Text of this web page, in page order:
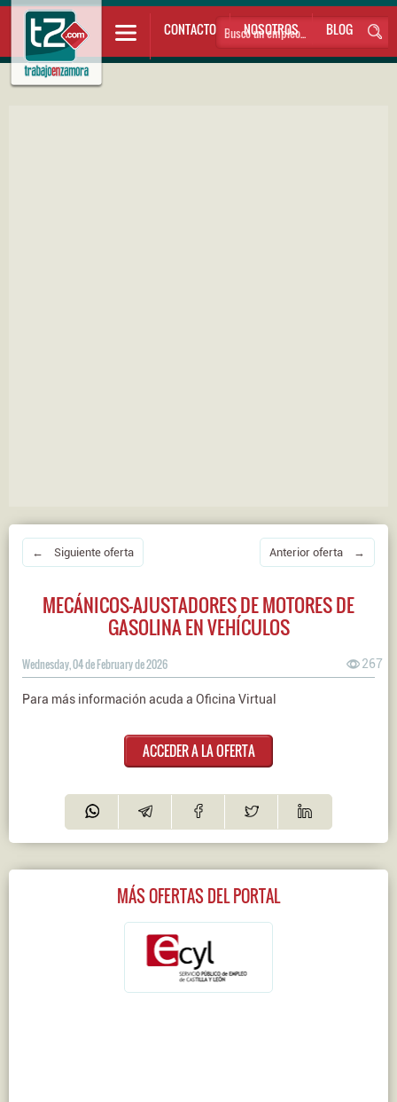
CONTACTO NOSOTROS BLOG
← Siguiente oferta Anterior oferta →
MECÁNICOS-AJUSTADORES DE MOTORES DE
GASOLINA EN VEHÍCULOS
Wednesday, 04 de February de 2026 267
Para más información acuda a Oficina Virtual
ACCEDER A LA OFERTA
MÁS OFERTAS DEL PORTAL